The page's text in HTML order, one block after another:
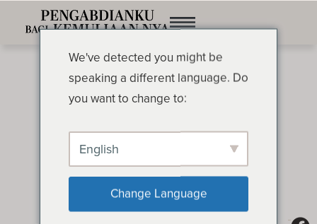
Visi dan Penglihatan
OLEH OSWALD CHAMBERS
We've detected you might be
speaking a different language. Do
you want to change to:
English
Change Language